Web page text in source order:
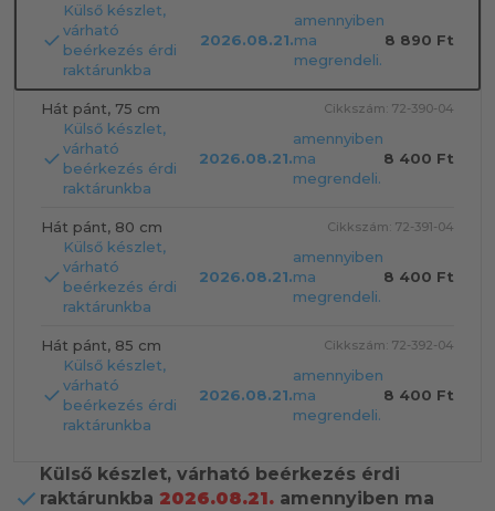
Külső készlet,
várható
beérkezés érdi
raktárunkba
2026.08.21.
amennyiben
ma
megrendeli.
8 890 Ft
Hát pánt, 75 cm Cikkszám: 72-390-04
Külső készlet,
várható
beérkezés érdi
raktárunkba
2026.08.21.
amennyiben
ma
megrendeli.
8 400 Ft
Hát pánt, 80 cm Cikkszám: 72-391-04
Külső készlet,
várható
beérkezés érdi
raktárunkba
2026.08.21.
amennyiben
ma
megrendeli.
8 400 Ft
Hát pánt, 85 cm Cikkszám: 72-392-04
Külső készlet,
várható
beérkezés érdi
raktárunkba
2026.08.21.
amennyiben
ma
megrendeli.
8 400 Ft
Külső készlet, várható beérkezés érdi
raktárunkba 2026.08.21. amennyiben ma